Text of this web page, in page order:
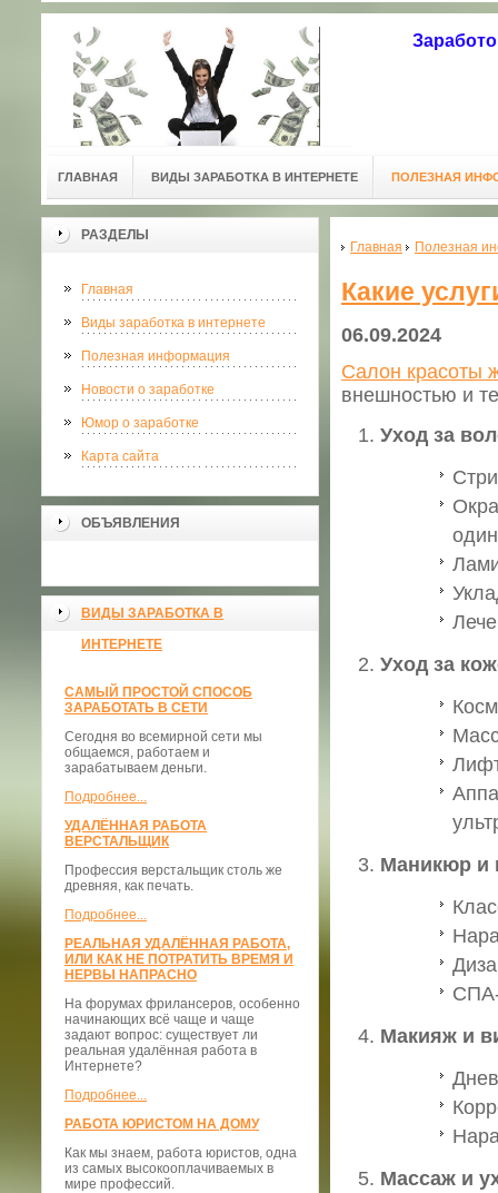
ГЛАВНАЯ ВИДЫ ЗАРАБОТКА В ИНТЕРНЕТЕ ПОЛЕЗНАЯ
РАЗДЕЛЫ
Главная
Виды заработка в интернете
Полезная информация
Новости о заработке
Юмор о заработке
Карта сайта
ОБЪЯВЛЕНИЯ
ВИДЫ ЗАРАБОТКА В
ИНТЕРНЕТЕ
САМЫЙ ПРОСТОЙ СПОСОБ
ЗАРАБОТАТЬ В СЕТИ
Сегодня во всемирной сети мы
общаемся, работаем и
зарабатываем деньги.
Подробнее...
УДАЛЁННАЯ РАБОТА
ВЕРСТАЛЬЩИК
Профессия верстальщик столь же
древняя, как печать.
Подробнее...
РЕАЛЬНАЯ УДАЛЁННАЯ РАБОТА,
ИЛИ КАК НЕ ПОТРАТИТЬ ВРЕМЯ И
НЕРВЫ НАПРАСНО
На форумах фрилансеров, особенно
начинающих всё чаще и чаще
задают вопрос: существует ли
реальная удалённая работа в
Интернете?
Подробнее...
РАБОТА ЮРИСТОМ НА ДОМУ
Как мы знаем, работа юристов, одна
из самых высокооплачиваемых в
мире профессий.
Главная Полезная
Какие
06.09.2024
Салон красоты
внешностью и
Уход за
Уход за
Маникюр и
Макияж и
Массаж и